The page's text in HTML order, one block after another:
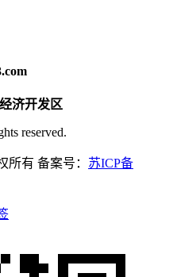
济开发区
reserved.
所有 备案号： 苏ICP备